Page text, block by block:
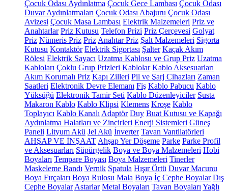
Çocuk Odası Aydınlatma Çocuk Gece Lambası Çocuk Odası
Duvar Aydınlatmaları Çocuk Odası Abajuru Çocuk Odası
Avizesi Çocuk Masa Lambası Elektrik Malzemeleri Priz ve
Anahtarlar Priz Kutusu Telefon Prizi Priz Çerçevesi Golyat
Priz Nümeris Priz Priz Anahtar Priz Şalt Malzemeleri Sigorta
Kutusu Kontaktör Elektrik Sigortası Şalter Kaçak Akım
Rölesi Elektrik Sayacı Uzatma Kablosu ve Grup Priz Uzatma
Kabloları Çoklu Grup Prizleri Kablolar Kablo Aksesuarları
Akım Korumalı Priz Kapı Zilleri Pil ve Şarj Cihazları Zaman
Saatleri Elektronik Devre Elemanı Fiş Kablo Pabucu Kablo
Yüksüğü Elektronik Tamir Seti Kablo Düzenleyiciler Susta
Makaron Kablo Kablo Klipsi Klemens Kroşe Kablo
Toplayıcı Kablo Kanalı Adaptör Duy Buat Kutusu ve Kapağı
Aydınlatma Halatları ve Zincirleri Enerji Sistemleri Güneş
Paneli Lityum Akü Jel Akü İnverter Tavan Vantilatörleri
AHŞAP VE İNŞAAT Ahşap Yer Döşeme Parke Parke Profil
ve Aksesuarları Süpürgelik Boya ve Boya Malzemeleri Hobi
Boyaları Tempare Boyası Boya Malzemeleri Tinerler
Maskeleme Bandı Vernik Spatula Hışır Örtü Duvar Macunu
Boya Fırçaları Boya Rulosu Mala Boya İç Cephe Boyalar Dış
Cephe Boyalar Astarlar Metal Boyaları Tavan Boyaları Yağlı